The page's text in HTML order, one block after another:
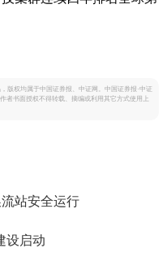
版权均属于中国证券报、中证网。中国证券报·中证
者书面授权不得转载、摘编或利用其它方式使用上
站安全运行
设启动